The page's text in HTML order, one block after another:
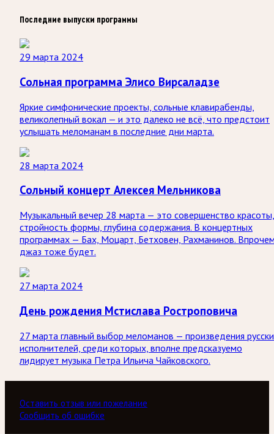
Последние выпуски программы
29 марта 2024
Сольная программа Элисо Вирсаладзе
Яркие симфонические проекты, сольные клавирабенды,
великолепный вокал — и это далеко не всё, что предстоит
услышать меломанам в последние дни марта.
28 марта 2024
Сольный концерт Алексея Мельникова
Музыкальный вечер 28 марта — это совершенство красоты,
стройность формы, глубина содержания. В концертных
программах — Бах, Моцарт, Бетховен, Рахманинов.
джаз тоже будет.
27 марта 2024
День рождения Мстислава Ростроповича
27 марта главный выбор меломанов — произведения
исполнителей, среди которых, вполне предсказуемо
лидирует музыка Петра Ильича Чайковского.
Оставить отзыв или пожелание
Сообщить об ошибке